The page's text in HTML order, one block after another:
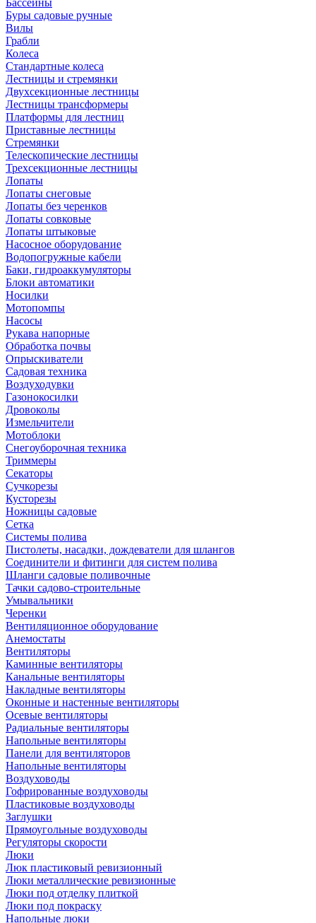
Бассейны
Буры садовые ручные
Вилы
Грабли
Колеса
Стандартные колеса
Лестницы и стремянки
Двухсекционные лестницы
Лестницы трансформеры
Платформы для лестниц
Приставные лестницы
Стремянки
Телескопические лестницы
Трехсекционные лестницы
Лопаты
Лопаты снеговые
Лопаты без черенков
Лопаты совковые
Лопаты штыковые
Насосное оборудование
Водопогружные кабели
Баки, гидроаккумуляторы
Блоки автоматики
Носилки
Мотопомпы
Насосы
Рукава напорные
Обработка почвы
Опрыскиватели
Садовая техника
Воздуходувки
Газонокосилки
Дровоколы
Измельчители
Мотоблоки
Снегоуборочная техника
Триммеры
Секаторы
Сучкорезы
Кусторезы
Ножницы садовые
Сетка
Системы полива
Пистолеты, насадки, дождеватели для шлангов
Соединители и фитинги для систем полива
Шланги садовые поливочные
Тачки садово-строительные
Умывальники
Черенки
Вентиляционное оборудование
Анемостаты
Вентиляторы
Каминные вентиляторы
Канальные вентиляторы
Накладные вентиляторы
Оконные и настенные вентиляторы
Осевые вентиляторы
Радиальные вентиляторы
Напольные вентиляторы
Панели для вентиляторов
Напольные вентиляторы
Воздуховоды
Гофрированные воздуховоды
Пластиковые воздуховоды
Заглушки
Прямоугольные воздуховоды
Регуляторы скорости
Люки
Люк пластиковый ревизионный
Люки металлические ревизионные
Люки под отделку плиткой
Люки под покраску
Напольные люки